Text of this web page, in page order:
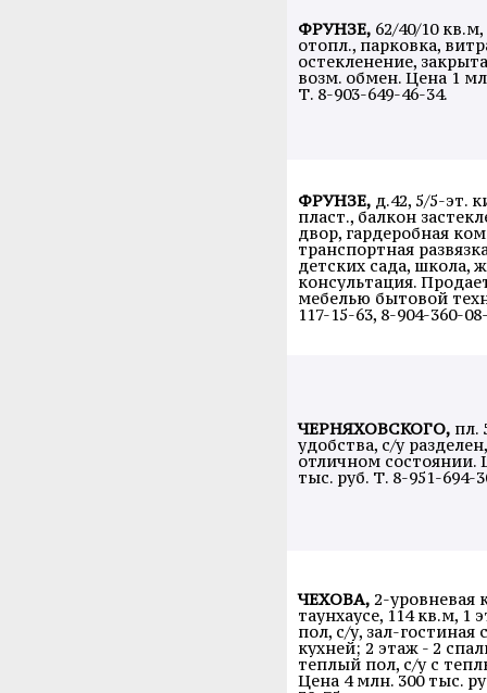
ФРУНЗЕ, 62/40/10
отопл., парковка,
остекленение,
возм. обмен. Цена 1
Т. 8-903-649-46-34.
ФРУНЗЕ, д.42, 5/5-эт.
пласт., балкон
двор, гардеробная
транспортная
детских сада, школа,
консультация.
мебелью бытовой
117-15-63, 8-904-360-
ЧЕРНЯХОВСКОГО, пл.
удобства, с/у
отличном состоянии.
тыс. руб. Т. 8-951-694-
ЧЕХОВА, 2-уровневая
таунхаусе, 114 кв.м, 1
пол, с/у, зал-гостиная
кухней; 2 этаж - 2
теплый пол, с/у с
Цена 4 млн. 300 тыс.